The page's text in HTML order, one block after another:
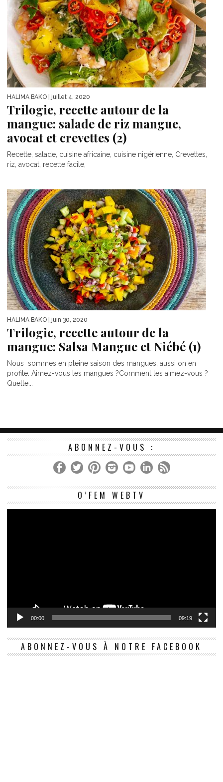
HALIMA BAKO | juillet 4, 2020
Trilogie, recette autour de la
mangue: salade de riz mangue,
avocat et crevettes (2)
Recette, salade, cuisine africaine, cuisine nigérienne, Crevettes,
riz, avocat, recette facile,
HALIMA BAKO | juin 30, 2020
Trilogie, recette autour de la
mangue: Salsa Mangue et Niébé (1)
Nous sommes en pleine saison des mangues, aussi on en
profite. Aimez-vous les mangues ?Comment les aimez-vous ?
Quelle...
ABONNEZ-VOUS :
O’FEM WEBTV
00:00 09:19
ABONNEZ-VOUS À NOTRE FACEBOOK